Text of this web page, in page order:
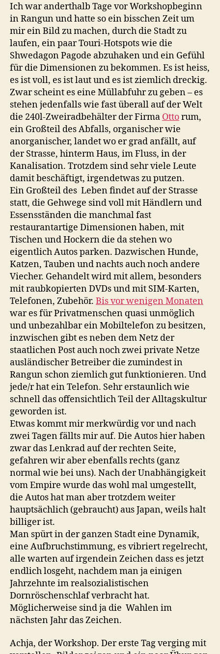
Ich war anderthalb Tage vor Workshopbeginn
in Rangun und hatte so ein bisschen Zeit um
mir ein Bild zu machen, durch die Stadt zu
laufen, ein paar Touri-Hotspots wie die
Shwedagon Pagode abzuhaken und ein Gefühl
für die Dimensionen zu bekommen. Es ist heiss,
es ist voll, es ist laut und es ist ziemlich dreckig.
Zwar scheint es eine Müllabfuhr zu geben – es
stehen jedenfalls wie fast überall auf der Welt
die 240l-Zweiradbehälter der Firma Ottorum,
ein Großteil des Abfalls, organischer wie
anorganischer, landet wo er grad anfällt, auf
der Strasse, hinterm Haus, im Fluss, in der
Kanalisation. Trotzdem sind sehr viele Leute
damit beschäftigt, irgendetwas zu putzen.
Ein Großteil des Leben findet auf der Strasse
statt, die Gehwege sind voll mit Händlern und
Essensständen die manchmal fast
restaurantartige Dimensionen haben, mit
Tischen und Hockern die da stehen wo
eigentlich Autos parken. Dazwischen Hunde,
Katzen, Tauben und nachts auch noch andere
Viecher. Gehandelt wird mit allem, besonders
mit raubkopierten DVDs und mit SIM-Karten,
Telefonen, Zubehör. Bis vor wenigen Monaten
war es für Privatmenschen quasi unmöglich
und unbezahlbar ein Mobiltelefon zu besitzen,
inzwischen gibt es neben dem Netz der
staatlichen Post auch noch zwei private Netze
ausländischer Betreiber die zumindest in
Rangun schon ziemlich gut funktionieren. Und
jede/r hat ein Telefon. Sehr erstaunlich wie
schnell das offensichtlich Teil der Alltagskultur
geworden ist.
Etwas kommt mir merkwürdig vor und nach
zwei Tagen fällts mir auf. Die Autos hier haben
zwar das Lenkrad auf der rechten Seite,
gefahren wir aber ebenfalls rechts (ganz
normal wie bei uns). Nach der Unabhängigkeit
vom Empire wurde das wohl mal umgestellt,
die Autos hat man aber trotzdem weiter
hauptsächlich (gebraucht) aus Japan, weils halt
billiger ist.
Man spürt in der ganzen Stadt eine Dynamik,
eine Aufbruchstimmung, es vibriert regelrecht,
alle warten auf irgendein Zeichen dass es jetzt
endlich losgeht, nachdem man ja einigen
Jahrzehnte im realsozialistischen
Dornröschenschlaf verbracht hat.
Möglicherweise sind ja die Wahlen im
nächsten Jahr das Zeichen.
Achja, der Workshop. Der erste Tag verging mit